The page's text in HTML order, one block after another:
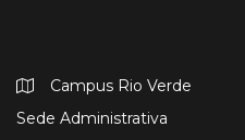
Campus Rio Verde
Sede Administrativa